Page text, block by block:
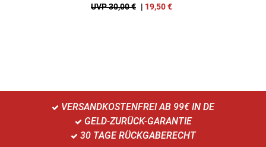
UVP 30,00 € | 19,50€
VERSANDKOSTENFREI AB 99€ IN DE
GELD-ZURÜCK-GARANTIE
30 TAGE RÜCKGABERECHT